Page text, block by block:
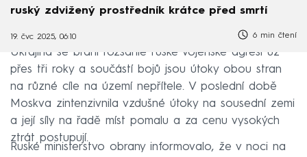
ruský zdvižený prostředník krátce před smrtí
19. čvc 2025, 06:10 6 min čtení
Ukrajina se brání rozsáhlé ruské vojenské agresi už
přes tři roky a součástí bojů jsou útoky obou stran
na různé cíle na území nepřítele. V poslední době
Moskva zintenzivnila vzdušné útoky na sousední zemi
a její síly na řadě míst pomalu a za cenu vysokých
ztrát postupují.
Ruské ministerstvo obrany informovalo, že v noci na